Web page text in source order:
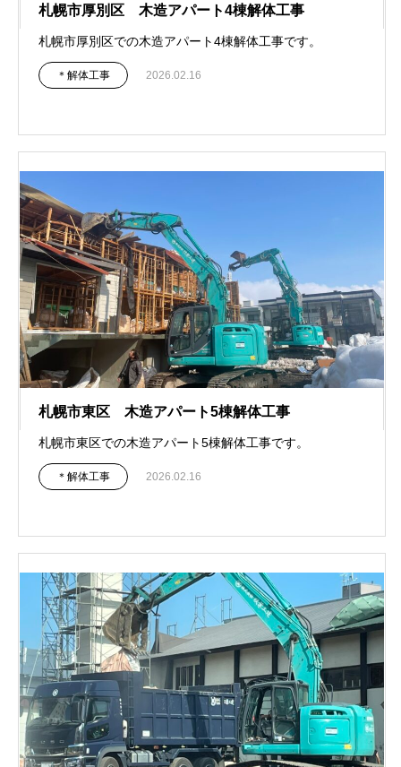
札幌市厚別区 木造アパート4棟解体工事
札幌市厚別区での木造アパート4棟解体工事です。
＊解体工事 2026.02.16
札幌市東区 木造アパート5棟解体工事
札幌市東区での木造アパート5棟解体工事です。
＊解体工事 2026.02.16